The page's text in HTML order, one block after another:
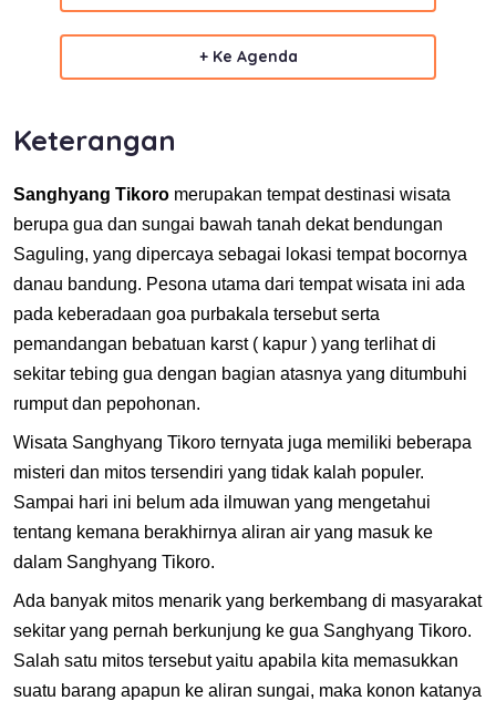
+ Ke Agenda
Keterangan
Sanghyang Tikoro merupakan tempat destinasi wisata
berupa gua dan sungai bawah tanah dekat bendungan
Saguling, yang dipercaya sebagai lokasi tempat bocornya
danau bandung. Pesona utama dari tempat wisata ini ada
pada keberadaan goa purbakala tersebut serta
pemandangan bebatuan karst ( kapur ) yang terlihat di
sekitar tebing gua dengan bagian atasnya yang ditumbuhi
rumput dan pepohonan.
Wisata Sanghyang Tikoro ternyata juga memiliki beberapa
misteri dan mitos tersendiri yang tidak kalah populer.
Sampai hari ini belum ada ilmuwan yang mengetahui
tentang kemana berakhirnya aliran air yang masuk ke
dalam Sanghyang Tikoro.
Ada banyak mitos menarik yang berkembang di masyarakat
sekitar yang pernah berkunjung ke gua Sanghyang Tikoro.
Salah satu mitos tersebut yaitu apabila kita memasukkan
suatu barang apapun ke aliran sungai, maka konon katanya